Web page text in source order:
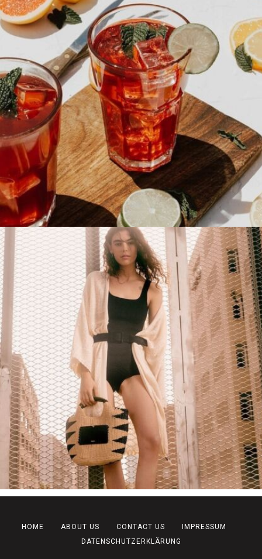
HOME ABOUT US CONTACT US
IMPRESSUM
DATENSCHUTZERKLÄRUNG